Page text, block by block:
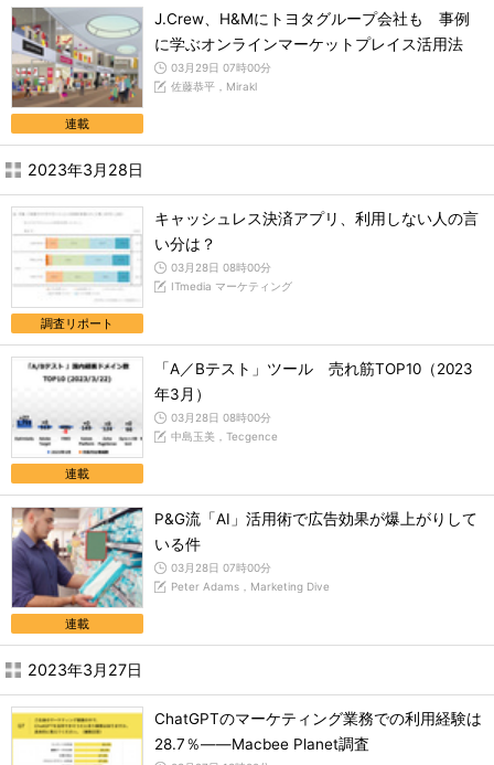
連載
J.Crew、H&Mにトヨタグループ会社も 事例
に学ぶオンラインマーケットプレイス活用法
03月29日 07時00分
佐藤恭平，Mirakl
2023年3月28日
調査リポート
キャッシュレス決済アプリ、利用しない人の言
い分は？
03月28日 08時00分
ITmedia マーケティング
連載
「A／Bテスト」ツール 売れ筋TOP10（2023
年3月）
03月28日 08時00分
中島玉美，Tecgence
連載
P&G流「AI」活用術で広告効果が爆上がりして
いる件
03月28日 07時00分
Peter Adams，Marketing Dive
2023年3月27日
ChatGPTのマーケティング業務での利用経験は
28.7％――Macbee Planet調査